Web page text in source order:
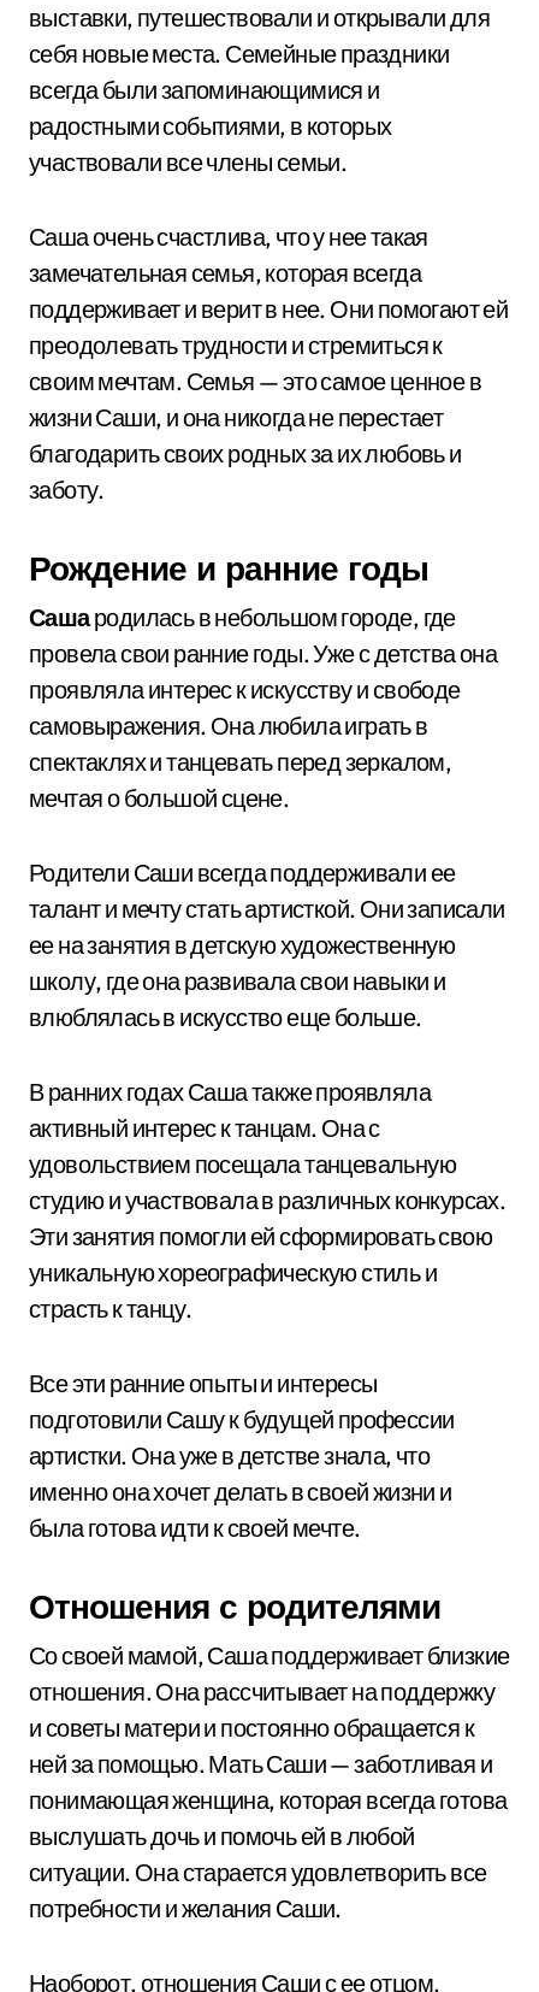
выставки, путешествовали и открывали для
себя новые места. Семейные праздники
всегда были запоминающимися и
радостными событиями, в которых
участвовали все члены семьи.
Саша очень счастлива, что у нее такая
замечательная семья, которая всегда
поддерживает и верит в нее. Они помогают ей
преодолевать трудности и стремиться к
своим мечтам. Семья — это самое ценное в
жизни Саши, и она никогда не перестает
благодарить своих родных за их любовь и
заботу.
Рождение и ранние годы
Сашародилась в небольшом городе, где
провела свои ранние годы. Уже с детства она
проявляла интерес к искусству и свободе
самовыражения. Она любила играть в
спектаклях и танцевать перед зеркалом,
мечтая о большой сцене.
Родители Саши всегда поддерживали ее
талант и мечту стать артисткой. Они записали
ее на занятия в детскую художественную
школу, где она развивала свои навыки и
влюблялась в искусство еще больше.
В ранних годах Саша также проявляла
активный интерес к танцам. Она с
удовольствием посещала танцевальную
студию и участвовала в различных конкурсах.
Эти занятия помогли ей сформировать свою
уникальную хореографическую стиль и
страсть к танцу.
Все эти ранние опыты и интересы
подготовили Сашу к будущей профессии
артистки. Она уже в детстве знала, что
именно она хочет делать в своей жизни и
была готова идти к своей мечте.
Отношения с родителями
Со своей мамой, Саша поддерживает близкие
отношения. Она рассчитывает на поддержку
и советы матери и постоянно обращается к
ней за помощью. Мать Саши — заботливая и
понимающая женщина, которая всегда готова
выслушать дочь и помочь ей в любой
ситуации. Она старается удовлетворить все
потребности и желания Саши.
Наоборот, отношения Саши с ее отцом,